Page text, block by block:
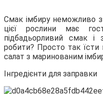
Смак імбиру неможливо
цієї рослини має
підбадьорливий смак
робити? Просто так їсти
салат з маринованим
Інгредієнти для заправки